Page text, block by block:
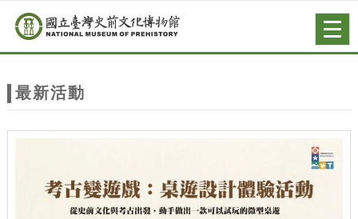
站
主
跳到主要內容
網站導覽
最新活動